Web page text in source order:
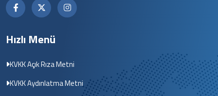
Hızlı Menü
KVKK Açık Rıza Metni
KVKK Aydınlatma Metni